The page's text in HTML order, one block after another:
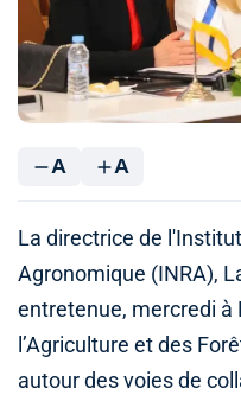
A A
La directrice de
Agronomique (INRA),
entretenue, mercredi à
l’Agriculture et des
autour des voies de